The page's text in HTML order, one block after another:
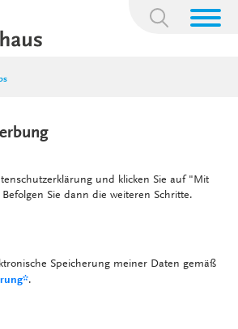
Suchbegriff:
und klicken Sie auf "Mit
Sie dann die weiteren Schritte.
Speicherung meiner Daten gemäß
.